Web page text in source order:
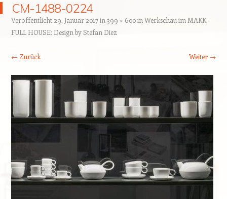
CM-1488-0224
Veröffentlicht 29. Januar 2017in 399 × 600in Werkschau im MAKK –
FULL HOUSE: Design by Stefan Diez
← Zurück Weiter →